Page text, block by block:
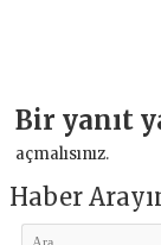
Bir yanıt
açmalısınız.
Haber